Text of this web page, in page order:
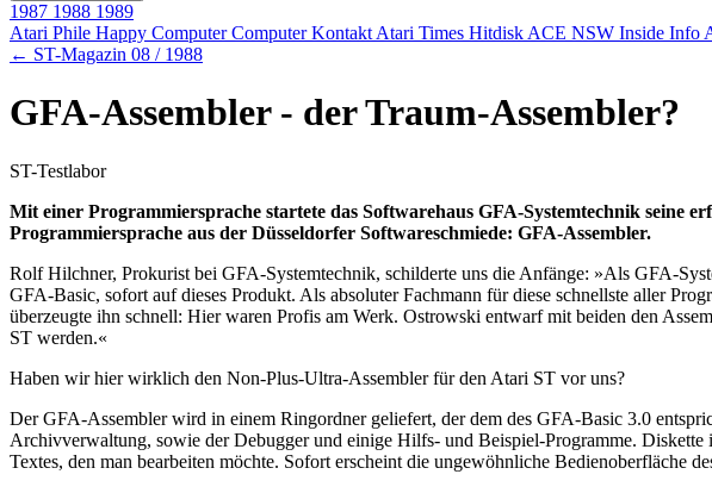
1987 1988 1989
Atari Phile Happy ComputerComputer Kontakt Atari Times Hitdisk ACE NSW Inside Info
← ST-Magazin 08 / 1988
GFA-Assembler - der Traum-Assembler?
ST-Testlabor
Mit einer Programmiersprache startete das Softwarehaus GFA-Systemtechnik seine
Programmiersprache aus der Düsseldorfer Softwareschmiede: GFA-Assembler.
Rolf Hilchner, Prokurist bei GFA-Systemtechnik, schilderte uns die Anfänge: »Als GFA-
GFA-Basic, sofort auf dieses Produkt. Als absoluter Fachmann für diese schnellste aller
überzeugte ihn schnell: Hier waren Profis am Werk. Ostrowski entwarf mit beiden den
ST werden.«
Haben wir hier wirklich den Non-Plus-Ultra-Assembler für den Atari ST vor uns?
Der GFA-Assembler wird in einem Ringordner geliefert, der dem des GFA-Basic 3.0
Archivverwaltung, sowie der Debugger und einige Hilfs- und Beispiel-Programme.
Textes, den man bearbeiten möchte. Sofort erscheint die ungewöhnliche Bedienoberfläche